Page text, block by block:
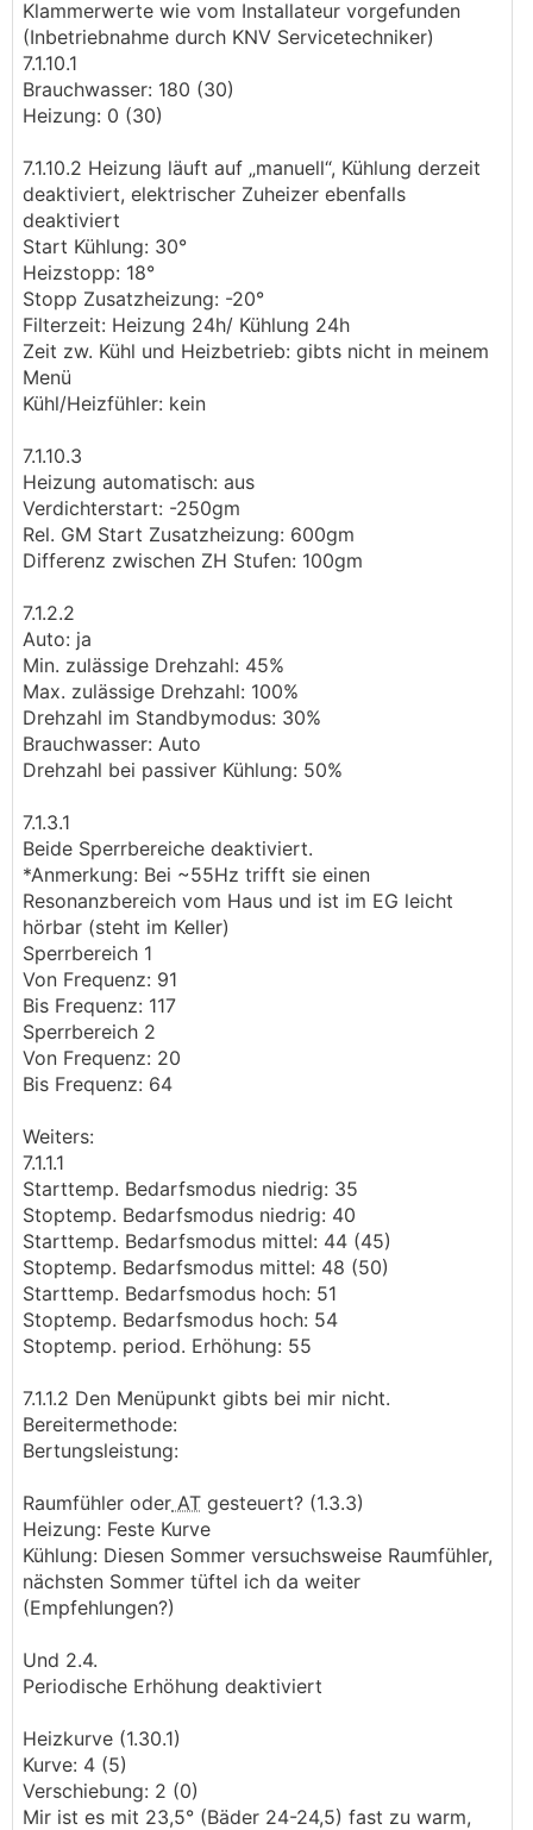
Klammerwerte wie vom Installateur vorgefunden
(Inbetriebnahme durch KNV Servicetechniker)
7.1.10.1
Brauchwasser: 180 (30)
Heizung: 0 (30)
7.1.10.2 Heizung läuft auf „manuell“, Kühlung derzeit
deaktiviert, elektrischer Zuheizer ebenfalls
deaktiviert
Start Kühlung: 30°
Heizstopp: 18°
Stopp Zusatzheizung: -20°
Filterzeit: Heizung 24h/ Kühlung 24h
Zeit zw. Kühl und Heizbetrieb: gibts nicht in meinem
Menü
Kühl/Heizfühler: kein
7.1.10.3
Heizung automatisch: aus
Verdichterstart: -250gm
Rel. GM Start Zusatzheizung: 600gm
Differenz zwischen ZH Stufen: 100gm
7.1.2.2
Auto: ja
Min. zulässige Drehzahl: 45%
Max. zulässige Drehzahl: 100%
Drehzahl im Standbymodus: 30%
Brauchwasser: Auto
Drehzahl bei passiver Kühlung: 50%
7.1.3.1
Beide Sperrbereiche deaktiviert.
*Anmerkung: Bei ~55Hz trifft sie einen
Resonanzbereich vom Haus und ist im EG leicht
hörbar (steht im Keller)
Sperrbereich 1
Von Frequenz: 91
Bis Frequenz: 117
Sperrbereich 2
Von Frequenz: 20
Bis Frequenz: 64
Weiters:
7.1.1.1
Starttemp. Bedarfsmodus niedrig: 35
Stoptemp. Bedarfsmodus niedrig: 40
Starttemp. Bedarfsmodus mittel: 44 (45)
Stoptemp. Bedarfsmodus mittel: 48 (50)
Starttemp. Bedarfsmodus hoch: 51
Stoptemp. Bedarfsmodus hoch: 54
Stoptemp. period. Erhöhung: 55
7.1.1.2 Den Menüpunkt gibts bei mir nicht.
Bereitermethode:
Bertungsleistung:
Raumfühler oder AT gesteuert? (1.3.3)
Heizung: Feste Kurve
Kühlung: Diesen Sommer versuchsweise Raumfühler,
nächsten Sommer tüftel ich da weiter
(Empfehlungen?)
Und 2.4.
Periodische Erhöhung deaktiviert
Heizkurve (1.30.1)
Kurve: 4 (5)
Verschiebung: 2 (0)
Mir ist es mit 23,5° (Bäder 24-24,5) fast zu warm,